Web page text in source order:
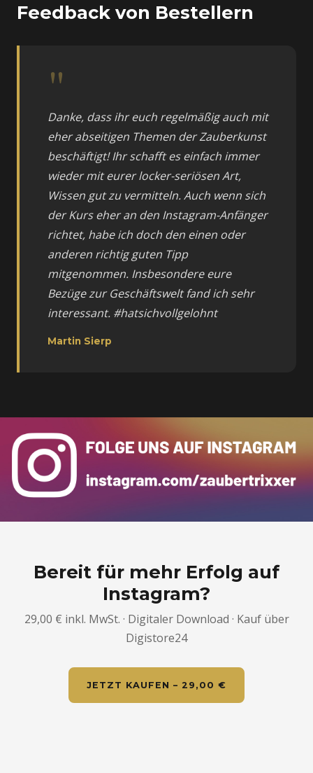
Feedback von Bestellern
"
Danke, dass ihr euch regelmäßig auch mit
eher abseitigen Themen der Zauberkunst
beschäftigt! Ihr schafft es einfach immer
wieder mit eurer locker-seriösen Art,
Wissen gut zu vermitteln. Auch wenn sich
der Kurs eher an den Instagram-Anfänger
richtet, habe ich doch den einen oder
anderen richtig guten Tipp
mitgenommen. Insbesondere eure
Bezüge zur Geschäftswelt fand ich sehr
interessant. #hatsichvollgelohnt
Martin Sierp
Bereit für mehr Erfolg auf
Instagram?
29,00 € inkl. MwSt. · Digitaler Download · Kauf über
Digistore24
JETZT KAUFEN – 29,00 €